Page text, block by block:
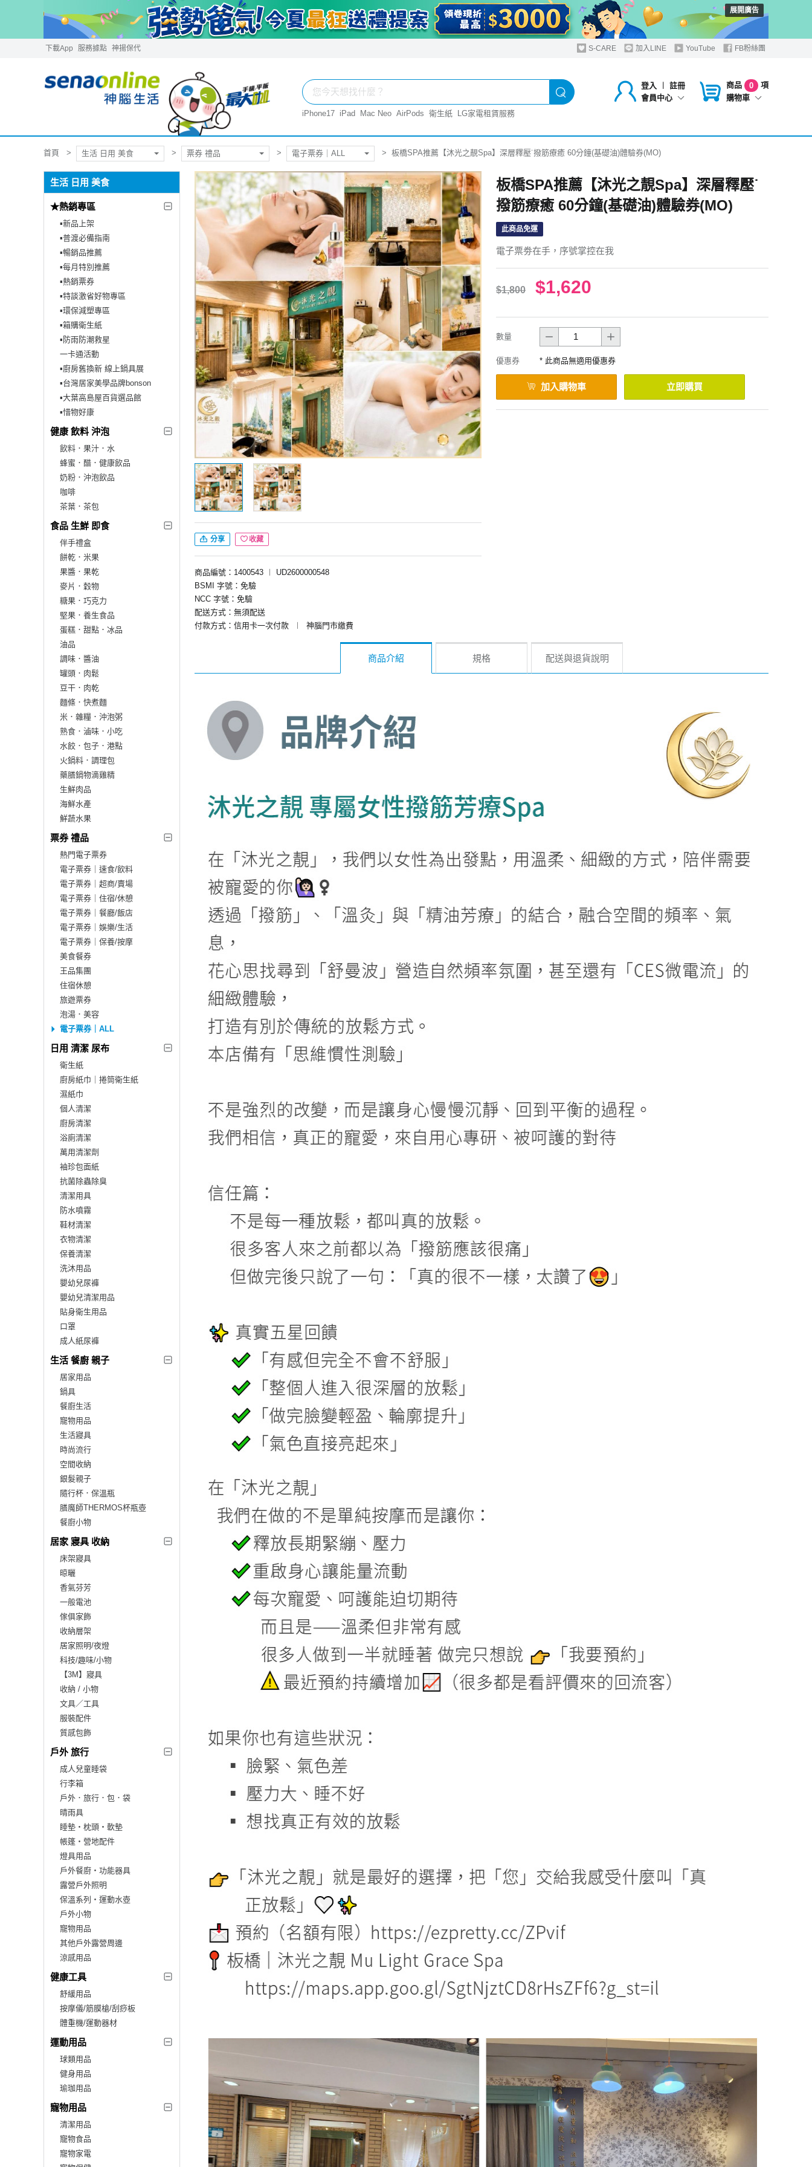
展開廣告
下載App 服務據點 神揚保代 S-CARE 加入LINE YouTube FB粉絲團
登入 ︱
註冊
會員中心
商品 0
項
購物車
iPhone17 iPad Mac Neo AirPods 衛生紙 LG家電租賃服務
首頁 生活 日用 美食 票券 禮品 電子票券｜ALL 板橋SPA推薦【沐光之靚Spa】深層釋壓˙撥筋療癒 60分鐘(基礎油)體驗券(MO)
生活 日用 美食
★熱銷專區
▪︎新品上架
▪︎普渡必備指南
▪︎暢銷品推薦
▪︎每月特別推薦
▪︎熱銷票券
▪︎特談激省好物專區
▪︎環保減塑專區
▪︎箱購衛生紙
▪︎防雨防潮救星
一卡通活動
▪︎廚房舊換新 線上鍋具展
▪︎台灣居家美學品牌bonson
▪︎大葉高島屋百貨選品館
▪︎惜物好康
健康 飲料 沖泡
飲料．果汁．水
蜂蜜．醋．健康飲品
奶粉．沖泡飲品
咖啡
茶葉．茶包
食品 生鮮 即食
伴手禮盒
餅乾．米果
果醬．果乾
麥片．穀物
糖果．巧克力
堅果．養生食品
蛋糕．甜點．冰品
油品
調味．醬油
罐頭．肉鬆
豆干．肉乾
麵條．快煮麵
米．雜糧．沖泡粥
熟食．滷味．小吃
水餃．包子．港點
火鍋料．調理包
藥膳鍋物滴雞精
生鮮肉品
海鮮水產
鮮蔬水果
票券 禮品
熱門電子票券
電子票券｜速食/飲料
電子票券｜超商/賣場
電子票券｜住宿/休憩
電子票券｜餐廳/飯店
電子票券｜娛樂/生活
電子票券｜保養/按摩
美食餐券
王品集團
住宿休憩
旅遊票券
泡湯．美容
電子票券｜ALL
日用 清潔 尿布
衛生紙
廚房紙巾｜捲筒衛生紙
濕紙巾
個人清潔
廚房清潔
浴廁清潔
萬用清潔劑
袖珍包面紙
抗菌除蟲除臭
清潔用具
防水噴霧
鞋材清潔
衣物清潔
保養清潔
洗沐用品
嬰幼兒尿褲
嬰幼兒清潔用品
貼身衛生用品
口罩
成人紙尿褲
生活 餐廚 親子
居家用品
鍋具
餐廚生活
寵物用品
生活寢具
時尚流行
空間收納
銀髮親子
隨行杯．保溫瓶
膳魔師THERMOS杯瓶壺
餐廚小物
居家 寢具 收納
床架寢具
晾曬
香氣芬芳
一般電池
傢俱家飾
收納層架
居家照明/夜燈
科技/趣味/小物
【3M】寢具
收納 / 小物
文具／工具
服裝配件
質感包飾
戶外 旅行
成人兒童睡袋
行李箱
戶外．旅行．包．袋
晴雨具
睡墊‧枕頭‧軟墊
帳篷‧營地配件
燈具用品
戶外餐廚‧功能器具
露營戶外照明
保溫系列‧運動水壺
戶外小物
寵物用品
其他戶外露營周邊
涼感用品
健康工具
舒緩用品
按摩儀/筋膜槍/刮痧板
體重機/運動器材
運動用品
球類用品
健身用品
瑜珈用品
寵物用品
清潔用品
寵物食品
寵物家電
分享 收藏
商品編號：1400543 ︱
UD2600000548
BSMI 字號：免驗
NCC 字號：免驗
配送方式：無須配送
付款方式：信用卡一次付款
︱ 神腦門市繳費
板橋SPA推薦【沐光之靚Spa】深層釋壓˙
撥筋療癒 60分鐘(基礎油)體驗券(MO)
此商品免運
電子票劵在手，序號掌控在我
$1,800 $1,620
數量
優惠券 * 此商品無適用優惠券
加入購物車 立即購買
商品介紹 規格 配送與退貨說明